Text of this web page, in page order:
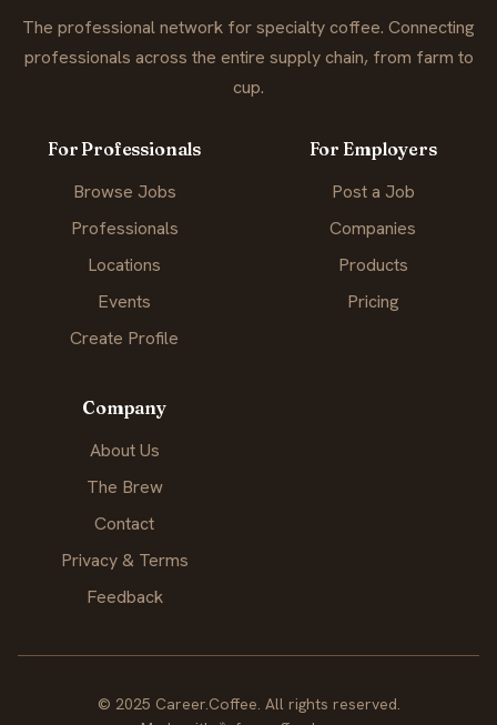
The professional network for specialty coffee. Connecting
professionals across the entire supply chain, from farm to
cup.
For Professionals
Browse Jobs
Professionals
Locations
Events
Create Profile
For Employers
Post a Job
Companies
Products
Pricing
Company
About Us
The Brew
Contact
Privacy & Terms
Feedback
© 2025 Career.Coffee. All rights reserved.